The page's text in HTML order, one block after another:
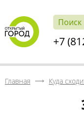
+7
Главная Куда